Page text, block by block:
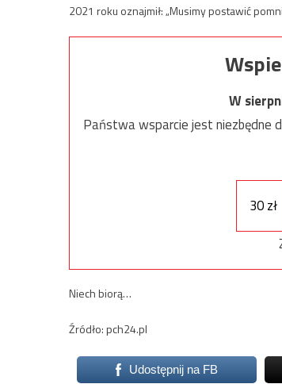
2021 roku oznajmił: „Musimy postawić
W
Państwa wsparcie jest niezbędne
30 zł
Niech biorą…
Źródło: pch24.pl
Udostępnij na FB